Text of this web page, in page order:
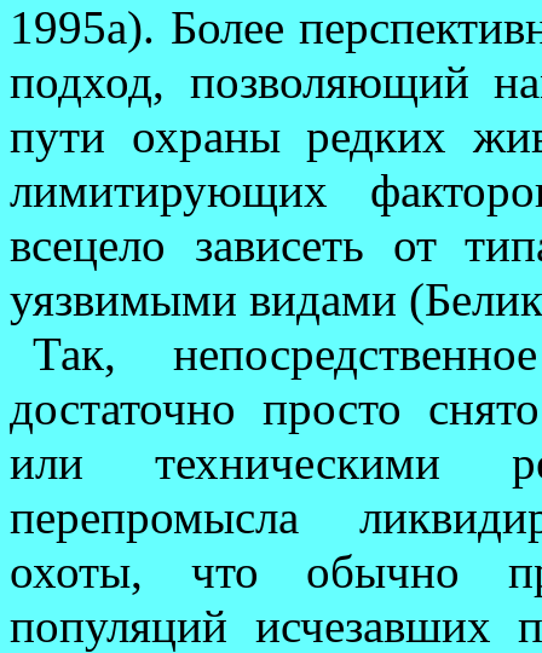
1995а). Более
подход, позволяющий
пути охраны редких
лимитирующих
всецело зависеть от
уязвимыми видами
Так,
достаточно просто
или техническими
перепромысла
охоты, что обычно
популяций исчезавших